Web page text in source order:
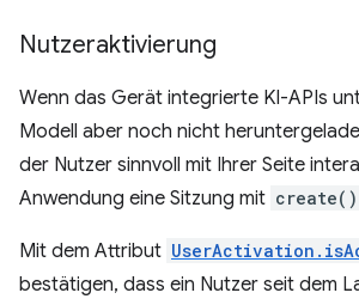
Nutzeraktivierung
Wenn das Gerät integrierte KI-APIs
Modell aber noch nicht
der Nutzer sinnvoll mit Ihrer Seite
Anwendung eine Sitzung mit create()
Mit dem Attribut
bestätigen, dass ein Nutzer seit dem